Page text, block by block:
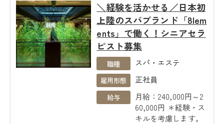
＼経験を活かせる／日本初
上陸のスパブランド「8lem
ents」で働く！シニアセラ
ピスト募集
職種 スパ・エステ
雇用形態 正社員
給与
月給：240,000円～2
60,000円 ＊経験・ス
キルを考慮します。